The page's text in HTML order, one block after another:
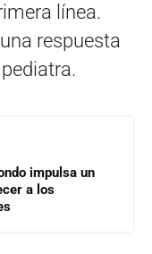
línea.
respuesta
impulsa un
a los